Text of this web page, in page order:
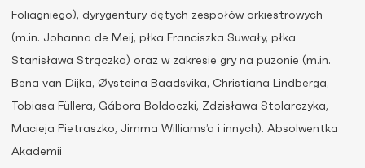
Foliagniego), dyrygentury dętych zespołów orkiestrowych
(m.in. Johanna de Meij, płka Franciszka Suwały, płka
Stanisława Strączka) oraz w zakresie gry na puzonie (m.in.
Bena van Dijka, Øysteina Baadsvika, Christiana Lindberga,
Tobiasa Füllera, Gábora Boldoczki, Zdzisława Stolarczyka,
Macieja Pietraszko, Jimma Williams’a i innych). Absolwentka
Akademii